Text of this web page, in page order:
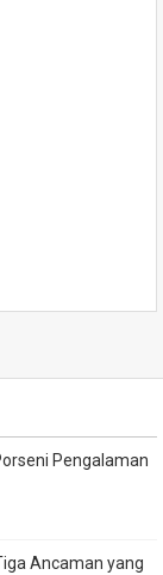
Pengalaman
Ancaman yang